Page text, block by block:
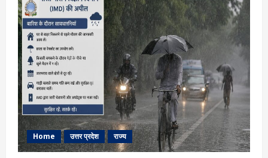
ट्रस्ट
ने
स्वीकार
किया
राय
का
यह
डैमेज
कंट्रोल
है,
जवाबदेही
का
संदेश
है
या
Home उत्तर प्रदेश राज्य